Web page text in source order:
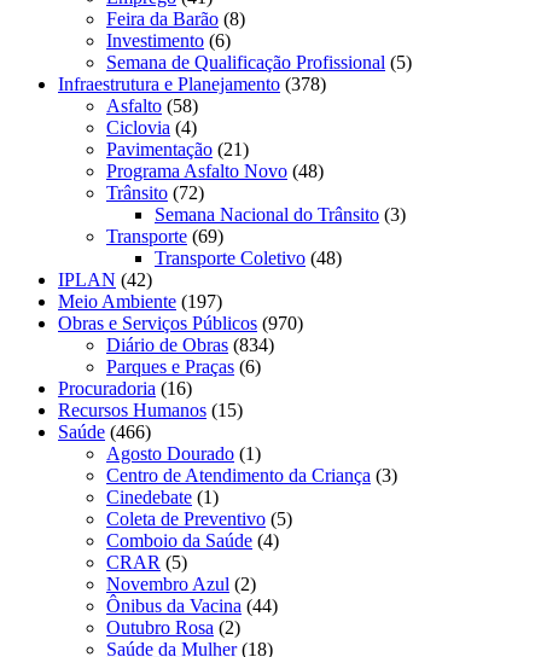
Feira da Barão (8)
Investimento (6)
Semana de Qualificação Profissional (5)
Infraestrutura e Planejamento (378)
Asfalto (58)
Ciclovia (4)
Pavimentação (21)
Programa Asfalto Novo (48)
Trânsito (72)
Semana Nacional do Trânsito (3)
Transporte (69)
Transporte Coletivo (48)
IPLAN (42)
Meio Ambiente (197)
Obras e Serviços Públicos (970)
Diário de Obras (834)
Parques e Praças (6)
Procuradoria (16)
Recursos Humanos (15)
Saúde (466)
Agosto Dourado (1)
Centro de Atendimento da Criança (3)
Cinedebate (1)
Coleta de Preventivo (5)
Comboio da Saúde (4)
CRAR (5)
Novembro Azul (2)
Ônibus da Vacina (44)
Outubro Rosa (2)
Saúde da Mulher(18)